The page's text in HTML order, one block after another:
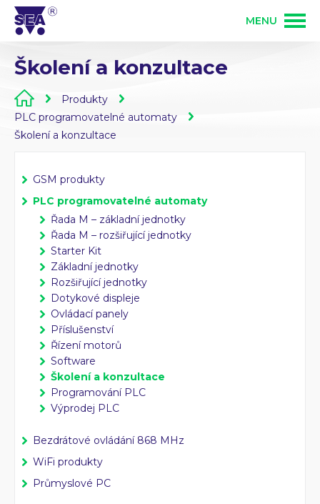
PRODUKTY
GSM produkty
Zakázková výroba elektroniky
Bezdrátové ovládání 868 MHz
Průmyslové PC
WiFi Produkty
SLUŽBY
Osazování DPS
Mechanická výroba
Laserové gravírování
PLC programování
O FIRMĚ
KONTAKT
Přihlášení partnera
CZEN
MENU
Školení a konzultace
Produkty
PLC programovatelné automaty
Školení a konzultace
GSM produkty
PLC programovatelné automaty
Řada M – základní jednotky
Řada M – rozšiřující jednotky
Starter Kit
Základní jednotky
Rozšiřující jednotky
Dotykové displeje
Ovládací panely
Příslušenství
Řízení motorů
Software
Školení a konzultace
Programování PLC
Výprodej PLC
Bezdrátové ovládání 868 MHz
WiFi produkty
Průmyslové PC